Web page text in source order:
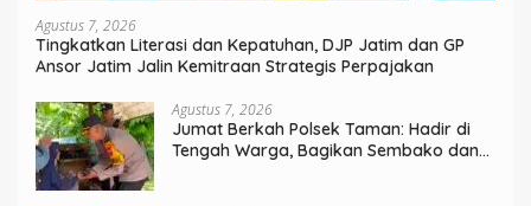
Agustus 7, 2026
Tingkatkan Literasi dan Kepatuhan, DJP Jatim dan GP
Ansor Jatim Jalin Kemitraan Strategis Perpajakan
Agustus 7, 2026
Jumat Berkah Polsek Taman: Hadir di
Tengah Warga, Bagikan Sembako dan